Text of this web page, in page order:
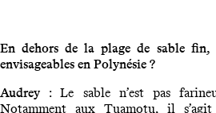
En dehors de la plage de sable fin,
envisageables en Polynésie ?
Audrey : Le sable n’est pas
Notamment aux Tuamotu, il